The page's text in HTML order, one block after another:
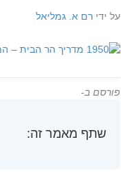
על ידי רם א. גמליאל
פורסם ב-
שתף מאמר זה: